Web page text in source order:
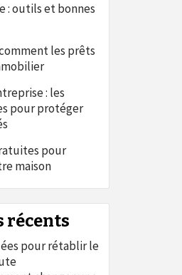
: outils et bonnes
les prêts
: les
pour protéger
pour
maison
récents
pour rétablir le